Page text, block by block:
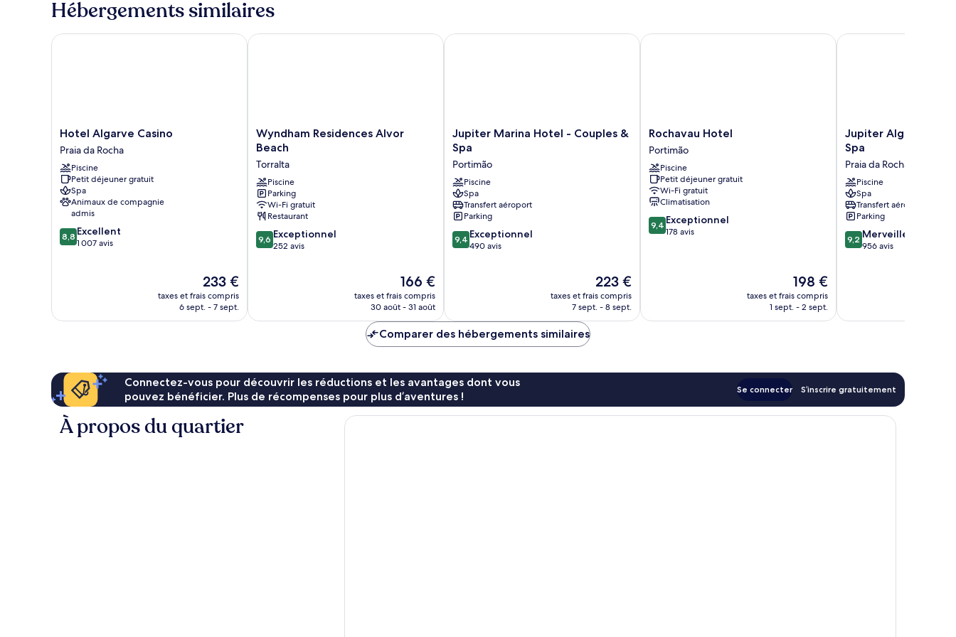
de
Chambre
Chambre
Hébergements similaires
Hotel
Algarve
Casino
Praia
da
Rocha
Hotel Algarve Casino
Praia da Rocha
Piscine
Petit déjeuner gratuit
Spa
Animaux de compagnie
admis
8.8
sur
8,8 Excellent
1 007 avis
Le
nouveau
prix
233 €
taxes et frais compris
6 sept. - 7 sept.
Hotel Algarve Casino
Wyndham
Residences
Beach
Torralta
Wyndham Residences Alvor
Beach
Torralta
Piscine
Parking
Wi-Fi gratuit
Restaurant
9.6
sur
9,6 Exceptionnel
252 avis
Le
nouveau
prix
de
166 €
166 €
taxes et frais compris
30 août - 31 août
Wyndham Residences Alvor Beach
Jupiter
Marina
Hotel
-
Couples
&
Spa
Portimão
Jupiter Marina Hotel - Couples &
Spa
Portimão
Piscine
Spa
Transfert aéroport
Parking
9.4
sur
9,4 Exceptionnel
490 avis
Le
nouveau
prix
223 €
taxes et frais compris
7 sept. - 8 sept.
Jupiter Marina Hotel - Couples & Spa
Rochavau
Hotel
Portimão
Rochavau Hotel
Portimão
Piscine
Petit déjeuner gratuit
Wi-Fi gratuit
Climatisation
9.4
sur
9,4 Exceptionnel
178 avis
Le
nouveau
prix
198 €
taxes et frais compris
1 sept. - 2 sept.
Rochavau Hotel
Jupiter
Algarve
Hotel
-
Beach
&
Spa
Praia
da
Rocha
Jupiter Algarve
Spa
Praia da Rocha
Piscine
Spa
Transfert aéroport
Parking
9.2
sur
9,2 Merveilleux
956 avis
Jupiter Algarve Hotel -
Comparer des hébergements similaires
Connectez-vous pour découvrir les réductions et les avantages dont vous
pouvez bénéficier. Plus de récompenses pour plus d’aventures !
Se connecter S’inscrire gratuitement
À propos du quartier